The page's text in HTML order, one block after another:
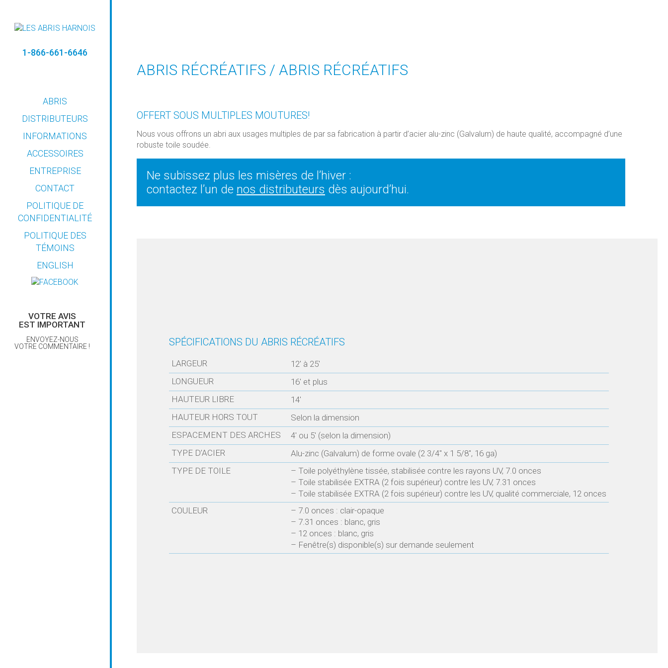
1-866-661-6646
ABRIS
DISTRIBUTEURS
INFORMATIONS
ACCESSOIRES
ENTREPRISE
CONTACT
POLITIQUE DE
CONFIDENTIALITÉ
POLITIQUE DES
TÉMOINS
ENGLISH
VOTRE AVIS
EST IMPORTANT
ENVOYEZ-NOUS
VOTRE COMMENTAIRE !
D’INSTALLATION
GARANTIE
PLANS D’INSTALLATION
RÉPARATION ET
ABRIS RÉCRÉATIFS / ABRIS RÉCRÉATIFS
OFFERT SOUS MULTIPLES MOUTURES!
Nous vous offrons un abri aux usages multiples de par sa fabrication à partir d’acier alu-zinc (Galvalum) de haute qualité, accompagné d’une
robuste toile soudée.
Ne subissez plus les misères de l’hiver :
contactez l’un de nos distributeurs dès aujourd’hui.
SPÉCIFICATIONS DU ABRIS RÉCRÉATIFS
LARGEUR
12′ à 25′
LONGUEUR
16′ et plus
HAUTEUR LIBRE
14′
HAUTEUR HORS TOUT
Selon la dimension
ESPACEMENT DES ARCHES
4′ ou 5′ (selon la dimension)
TYPE D’ACIER
Alu-zinc (Galvalum) de forme ovale (2 3/4″ x 1 5/8″, 16 ga)
TYPE DE TOILE
– Toile polyéthylène tissée, stabilisée contre les rayons UV, 7.0 onces
– Toile stabilisée EXTRA (2 fois supérieur) contre les UV, 7.31 onces
– Toile stabilisée EXTRA (2 fois supérieur) contre les UV, qualité commerciale, 12 onces
COULEUR
– 7.0 onces : clair-opaque
– 7.31 onces : blanc, gris
– 12 onces : blanc, gris
– Fenêtre(s) disponible(s) sur demande seulement